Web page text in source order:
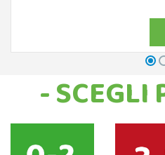
- SCEGLI